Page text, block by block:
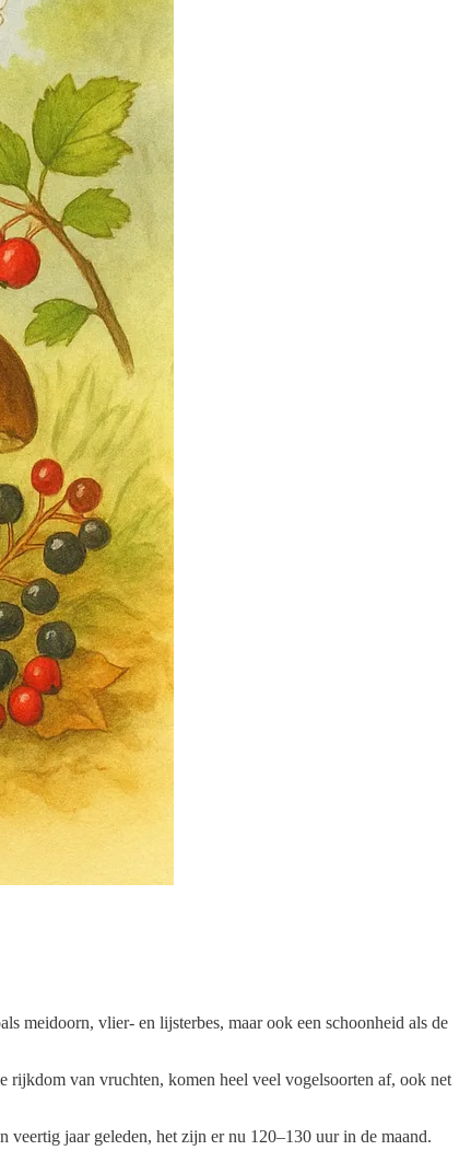
meidoorn, vlier- en lijsterbes, maar ook een schoonheid als de
rijkdom van vruchten, komen heel veel vogelsoorten af, ook net
jaar geleden, het zijn er nu 120–130 uur in de maand.